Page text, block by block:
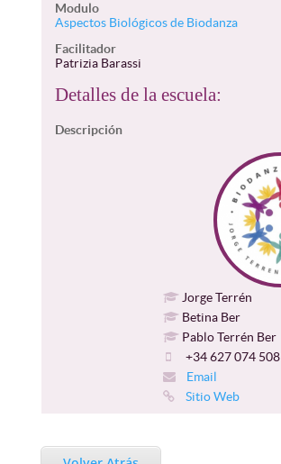
Modulo
Aspectos Biológicos de Biodanza
Facilitador
Patrizia Barassi
Detalles de la escuela:
Descripción
Jorge Terrén
Betina Ber
Pablo Terrén Ber
+34 627 074 508
Email
Sitio Web